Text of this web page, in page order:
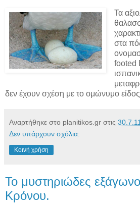
Τα
στα
footed
δεν έχουν σχέση με το ομώνυμο
Αναρτήθηκε στο planitikos.gr στις 30.7.11
Δεν υπάρχουν σχόλια:
Κοινή χρήση
Το μυστηριώδες
Κρόνου.